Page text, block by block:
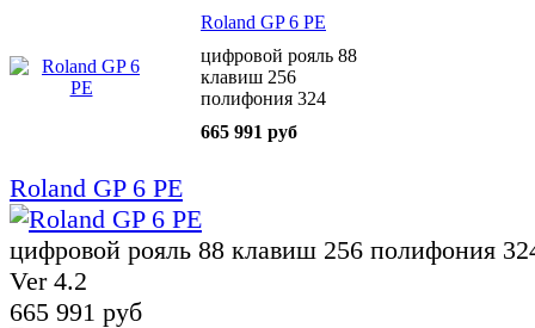
Roland GP 6 PE
цифровой рояль 88
клавиш 256
полифония 324
4.2
665 991 руб
Roland GP 6 PE
цифровой рояль 88 клавиш 256 полифония
Ver 4.2
665 991 руб